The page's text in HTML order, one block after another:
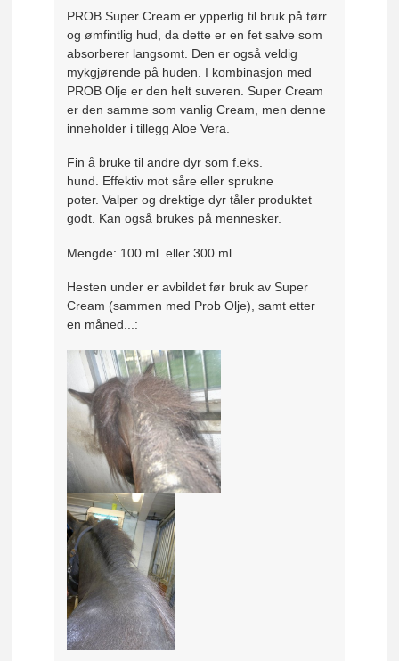
PROB Super Cream er ypperlig til bruk på tørr
og ømfintlig hud, da dette er en fet salve som
absorberer langsomt. Den er også veldig
mykgjørende på huden. I kombinasjon med
PROB Olje er den helt suveren. Super Cream
er den samme som vanlig Cream, men denne
inneholder i tillegg Aloe Vera.
Fin å bruke til andre dyr som f.eks.
hund. Effektiv mot såre eller sprukne
poter. Valper og drektige dyr tåler produktet
godt. Kan også brukes på mennesker.
Mengde: 100 ml. eller 300 ml.
Hesten under er avbildet før bruk av Super
Cream (sammen med Prob Olje), samt etter
en måned...: